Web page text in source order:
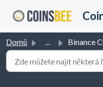
Domů ... Binance Chain a Binance